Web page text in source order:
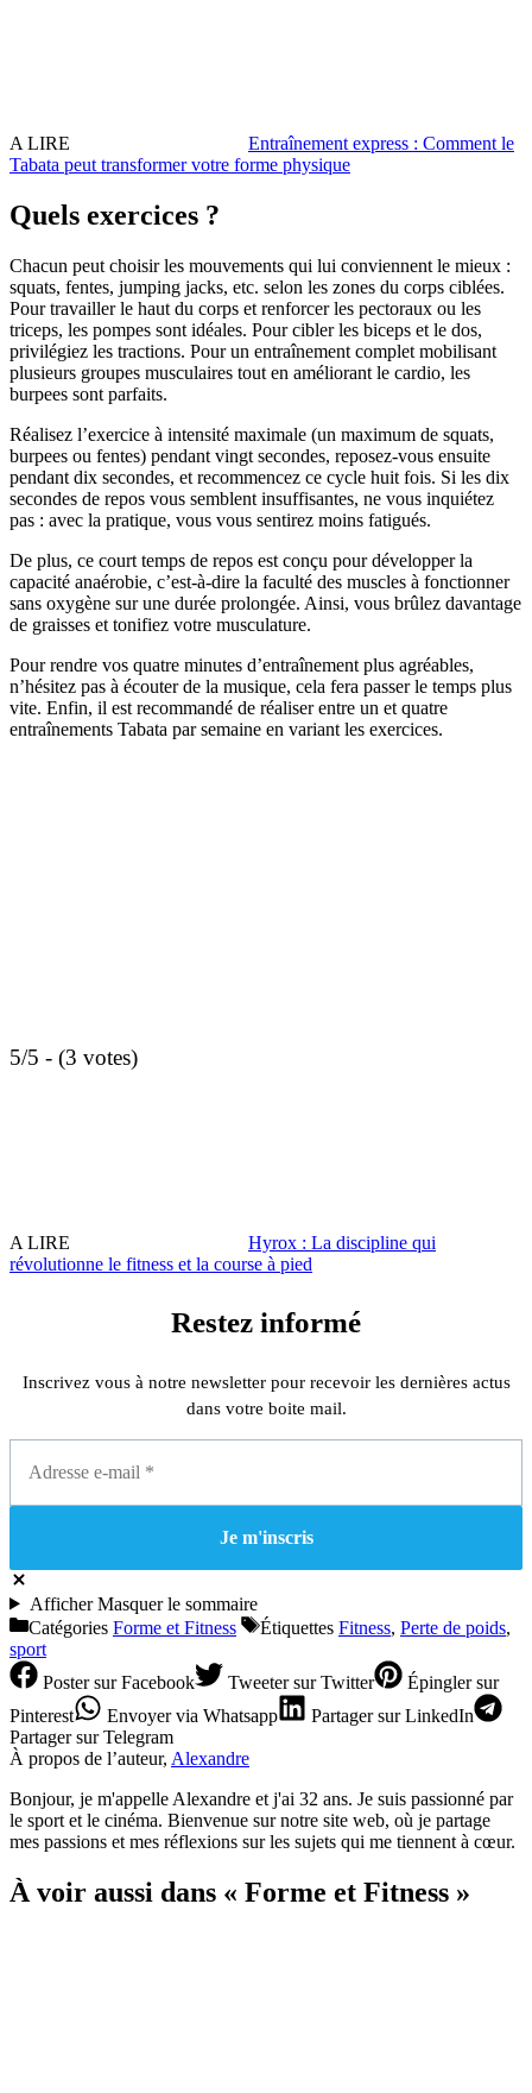
A LIRE
Entraînement express : Comment le
Tabata peut transformer votre forme physique
Quels exercices ?
Chacun peut choisir les mouvements qui lui conviennent le mieux :
squats, fentes, jumping jacks, etc. selon les zones du corps ciblées.
Pour travailler le haut du corps et renforcer les pectoraux ou les
triceps, les pompes sont idéales. Pour cibler les biceps et le dos,
privilégiez les tractions. Pour un entraînement complet mobilisant
plusieurs groupes musculaires tout en améliorant le cardio, les
burpees sont parfaits.
Réalisez l’exercice à intensité maximale (un maximum de squats,
burpees ou fentes) pendant vingt secondes, reposez-vous ensuite
pendant dix secondes, et recommencez ce cycle huit fois. Si les dix
secondes de repos vous semblent insuffisantes, ne vous inquiétez
pas : avec la pratique, vous vous sentirez moins fatigués.
De plus, ce court temps de repos est conçu pour développer la
capacité anaérobie, c’est-à-dire la faculté des muscles à fonctionner
sans oxygène sur une durée prolongée. Ainsi, vous brûlez davantage
de graisses et tonifiez votre musculature.
Pour rendre vos quatre minutes d’entraînement plus agréables,
n’hésitez pas à écouter de la musique, cela fera passer le temps plus
vite. Enfin, il est recommandé de réaliser entre un et quatre
entraînements Tabata par semaine en variant les exercices.
5/5 - (3 votes)
A LIRE
Hyrox : La discipline qui
révolutionne le fitness et la course à pied
Restez informé
Inscrivez vous à notre newsletter pour recevoir les dernières actus
dans votre boite mail.
AfficherMasquerle sommaire
Catégories Forme et Fitness Étiquettes Fitness, Perte de poids,
sport
Postersur Facebook Tweetersur Twitter Épinglersur
Pinterest
Envoyervia Whatsapp Partagersur LinkedIn
Partagersur Telegram
À propos de l’auteur, Alexandre
Bonjour, je m'appelle Alexandre et j'ai 32 ans. Je suis passionné par
le sport et le cinéma. Bienvenue sur notre site web, où je partage
mes passions et mes réflexions sur les sujets qui me tiennent à cœur.
À voir aussi dans « Forme et Fitness »